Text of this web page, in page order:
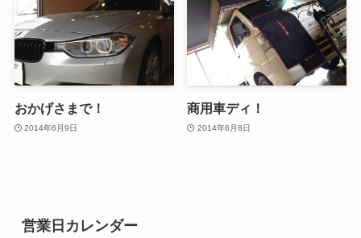
おかげさまで！
2014年6月9日
商用車ディ！
2014年6月8日
営業日カレンダー